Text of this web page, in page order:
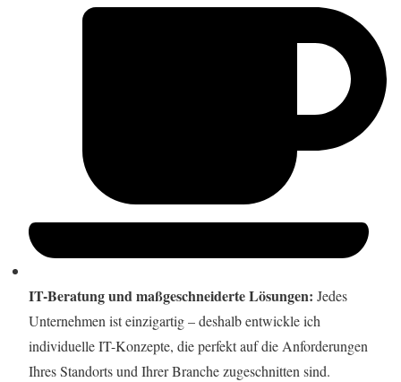
IT-Beratung und maßgeschneiderte Lösungen: Jedes
Unternehmen ist einzigartig – deshalb entwickle ich
individuelle IT-Konzepte, die perfekt auf die Anforderungen
Ihres Standorts und Ihrer Branche zugeschnitten sind.